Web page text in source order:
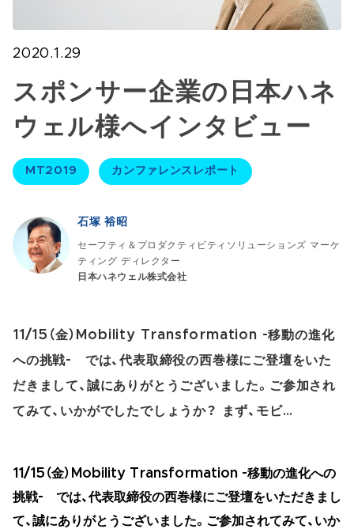
2020.1.29
スポンサー企業の日本ハネ
ウェル様へインタビュー
MT2019 カンファレンスレポート
石塚 裕昭
セーフティ＆プロダクティビティソリューションズ マーケ
ティング ディレクター
日本ハネウェル株式会社
11/15（金）Mobility Transformation -移動の進化
への挑戦- では、代表取締役の西巻様にご登壇をいた
だきまして、誠にありがとうございました。ご参加され
てみて、いかがでしたでしょうか？ まず、モビ…
11/15（金）Mobility Transformation -移動の進化への
挑戦- では、代表取締役の西巻様にご登壇をいただきまし
て、誠にありがとうございました。ご参加されてみて、いか